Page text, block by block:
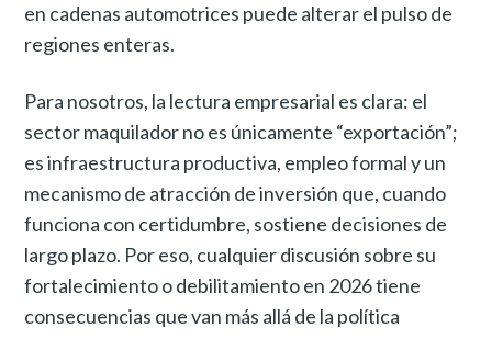
en cadenas automotrices puede alterar el pulso de
regiones enteras.
Para nosotros, la lectura empresarial es clara: el
sector maquilador no es únicamente “exportación”;
es infraestructura productiva, empleo formal y un
mecanismo de atracción de inversión que, cuando
funciona con certidumbre, sostiene decisiones de
largo plazo. Por eso, cualquier discusión sobre su
fortalecimiento o debilitamiento en 2026 tiene
consecuencias que van más allá de la política